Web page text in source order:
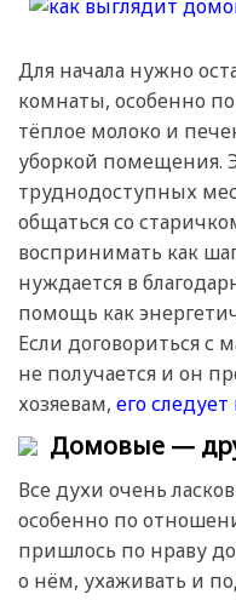
Для начала нужно
комнаты, особенно
тёплое молоко и
уборкой помещения.
труднодоступных
общаться со
воспринимать как
нуждается в
помощь как
Если договориться с
не получается и он
хозяевам, его следует
Домовые —
Все духи очень
особенно по
пришлось по нраву
о нём, ухаживать и